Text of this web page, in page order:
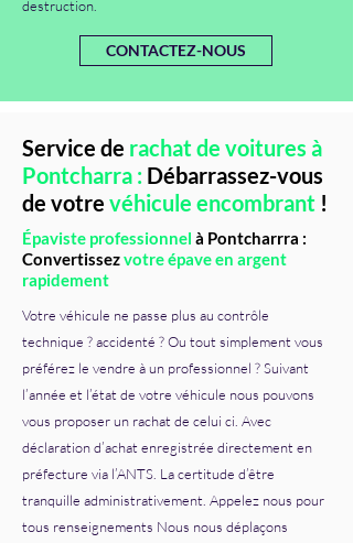
destruction.
CONTACTEZ-NOUS
Service de rachat de voitures à
Pontcharra : Débarrassez-vous
de votre véhicule encombrant !
Épaviste professionnel à Pontcharrra :
Convertissezvotre épave en argent
rapidement
Votre véhicule ne passe plus au contrôle
technique ? accidenté ? Ou tout simplement vous
préférez le vendre à un professionnel ? Suivant
l’année et l’état de votre véhicule nous pouvons
vous proposer un rachat de celui ci. Avec
déclaration d’achat enregistrée directement en
préfecture via l’ANTS. La certitude d’être
tranquille administrativement. Appelez nous pour
tous renseignements Nous nous déplaçons